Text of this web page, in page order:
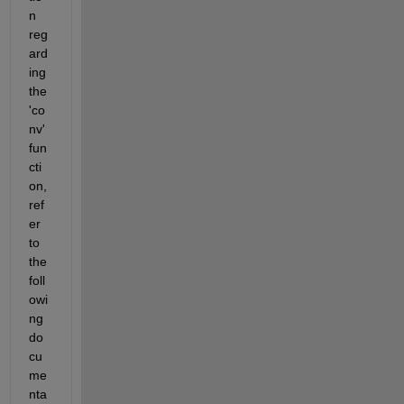
n
reg
ard
ing
the
'co
nv'
fun
cti
on,
ref
er
to
the
foll
owi
ng
do
cu
me
nta